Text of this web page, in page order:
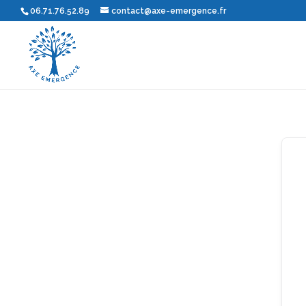
06.71.76.52.89 contact@axe-emergence.fr